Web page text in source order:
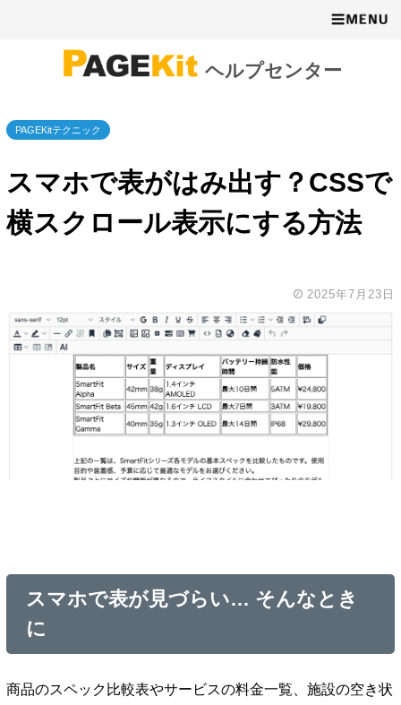
ヘルプセンター
PAGEKitテクニック
スマホで表がはみ出す？CSSで
横スクロール表示にする方法
2025年7月23日
スマホで表が見づらい… そんなとき
に
商品のスペック比較表やサービスの料金一覧、施設の空き状